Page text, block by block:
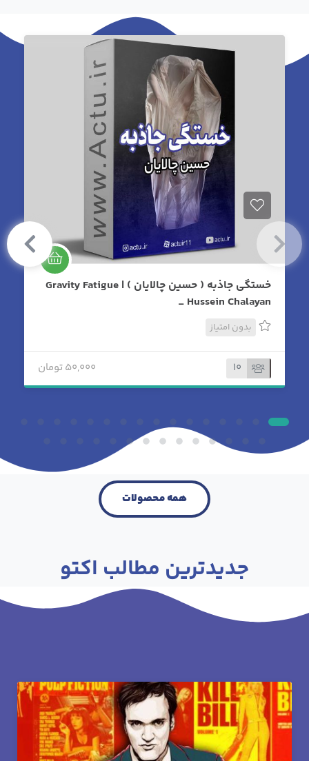
خستگی جاذبه ( حسین چالایان ) | Gravity Fatigue
_ Hussein Chalayan
بدون امتیاز
10 50,000 تومان
همه محصولات
جدیدترین مطالب اکتو